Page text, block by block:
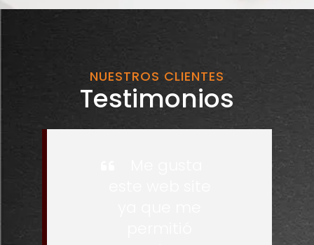
NUESTROS CLIENTES
Testimonios